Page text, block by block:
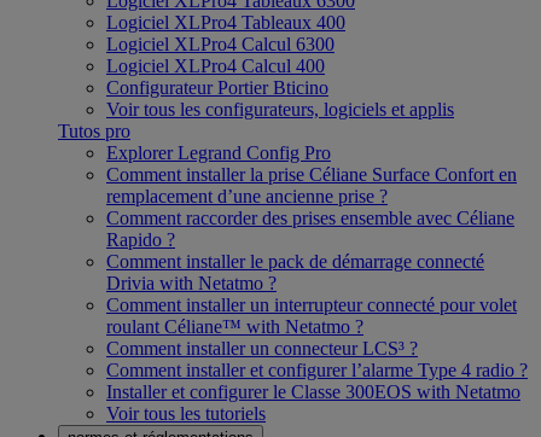
Logiciel XLPro4 Tableaux 400
Logiciel XLPro4 Calcul 6300
Logiciel XLPro4 Calcul 400
Configurateur Portier Bticino
Voir tous les configurateurs, logiciels et applis
Tutos pro
Explorer Legrand Config Pro
Comment installer la prise Céliane Surface Confort en
remplacement d’une ancienne prise ?
Comment raccorder des prises ensemble avec Céliane
Rapido ?
Comment installer le pack de démarrage connecté
Drivia with Netatmo ?
Comment installer un interrupteur connecté pour volet
roulant Céliane™ with Netatmo ?
Comment installer un connecteur LCS³ ?
Comment installer et configurer l’alarme Type 4 radio ?
Installer et configurer le Classe 300EOS with Netatmo
Voir tous les tutoriels